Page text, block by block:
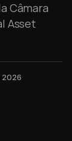
Câmara
Asset
2026·